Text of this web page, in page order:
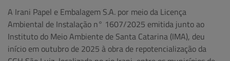
A Irani Papel e Embalagem S.A. por meio da Licença
Ambiental de Instalação n° 1607/2025 emitida junto ao
Instituto do Meio Ambiente de Santa Catarina (IMA), deu
início em outubro de 2025 à obra de repotencialização da